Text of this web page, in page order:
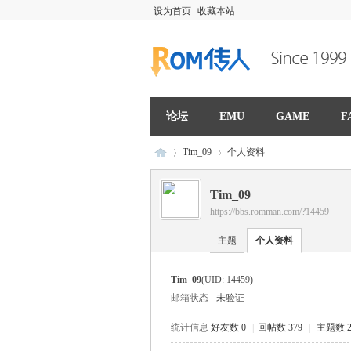
设为首页 收藏本站
论坛 EMU GAME
›
Tim_09 个人资料
Tim_09
https://bbs.romman.com/?14459
主题 个人资料
Tim_09(UID: 14459)
邮箱状态
未验证
统计信息 好友数 0 回帖数 379 主题数 2